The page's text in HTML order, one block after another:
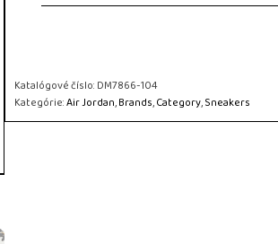
Katalógové číslo:DM7866-104
Kategórie:Air Jordan,Brands,Category,Sneakers